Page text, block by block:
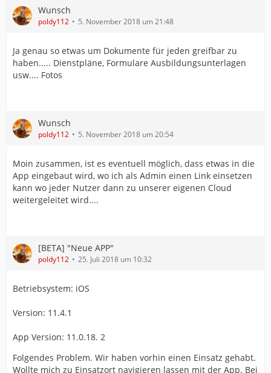
Wunsch
poldy112 5. November 2018 um 21:48
Ja genau so etwas um Dokumente für jeden greifbar zu
haben..... Dienstpläne, Formulare Ausbildungsunterlagen
usw.... Fotos
Wunsch
poldy112 5. November 2018 um 20:54
Moin zusammen, ist es eventuell möglich, dass etwas in die
App eingebaut wird, wo ich als Admin einen Link einsetzen
kann wo jeder Nutzer dann zu unserer eigenen Cloud
weitergeleitet wird....
[BETA] "Neue APP"
poldy112 25. Juli 2018 um 10:32
Betriebsystem: iOS
Version: 11.4.1
App Version: 11.0.18. 2
Folgendes Problem. Wir haben vorhin einen Einsatz gehabt.
Wollte mich zu Einsatzort navigieren lassen mit der App. Bei